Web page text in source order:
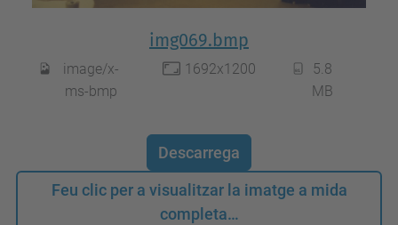
img069.bmp
image/x-
ms-bmp
1692x1200
5.8
MB
Descarrega
Feu clic per a visualitzar la imatge a mida
completa…